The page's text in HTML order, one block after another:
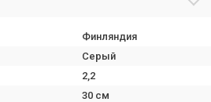
Финляндия
Серый
2,2
30 см